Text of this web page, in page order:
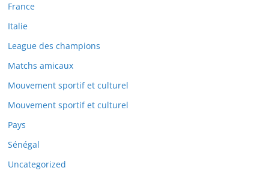
France
Italie
League des champions
Matchs amicaux
Mouvement sportif et culturel
Mouvement sportif et culturel
Pays
Sénégal
Uncategorized